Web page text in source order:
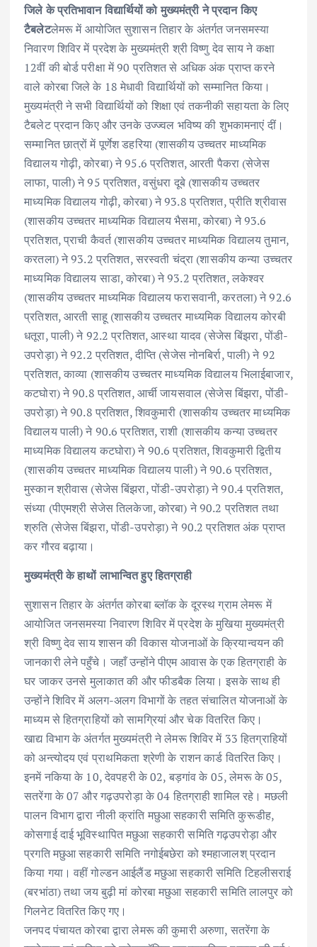
जिले के प्रतिभावान विद्यार्थियों को मुख्यमंत्री ने प्रदान किए
टैबलेटलेमरू में आयोजित सुशासन तिहार के अंतर्गत जनसमस्या
निवारण शिविर में प्रदेश के मुख्यमंत्री श्री विष्णु देव साय ने कक्षा
12वीं की बोर्ड परीक्षा में 90 प्रतिशत से अधिक अंक प्राप्त करने
वाले कोरबा जिले के 18 मेधावी विद्यार्थियों को सम्मानित किया।
मुख्यमंत्री ने सभी विद्यार्थियों को शिक्षा एवं तकनीकी सहायता के लिए
टैबलेट प्रदान किए और उनके उज्ज्वल भविष्य की शुभकामनाएं दीं।
सम्मानित छात्रों में पूर्णेश डहरिया (शासकीय उच्चतर माध्यमिक
विद्यालय गोढ़ी, कोरबा) ने 95.6 प्रतिशत, आरती पैकरा (सेजेस
लाफा, पाली) ने 95 प्रतिशत, वसुंधरा दूबे (शासकीय उच्चतर
माध्यमिक विद्यालय गोढ़ी, कोरबा) ने 93.8 प्रतिशत, प्रीति श्रीवास
(शासकीय उच्चतर माध्यमिक विद्यालय भैसमा, कोरबा) ने 93.6
प्रतिशत, प्राची कैवर्त (शासकीय उच्चतर माध्यमिक विद्यालय तुमान,
करतला) ने 93.2 प्रतिशत, सरस्वती चंद्रा (शासकीय कन्या उच्चतर
माध्यमिक विद्यालय साडा, कोरबा) ने 93.2 प्रतिशत, लकेश्वर
(शासकीय उच्चतर माध्यमिक विद्यालय फरासवानी, करतला) ने 92.6
प्रतिशत, आरती साहू (शासकीय उच्चतर माध्यमिक विद्यालय कोरबी
धतूरा, पाली) ने 92.2 प्रतिशत, आस्था यादव (सेजेस बिंझरा, पोंडी-
उपरोड़ा) ने 92.2 प्रतिशत, दीप्ति (सेजेस नोनबिर्रा, पाली) ने 92
प्रतिशत, काव्या (शासकीय उच्चतर माध्यमिक विद्यालय भिलाईबाजार,
कटघोरा) ने 90.8 प्रतिशत, आर्ची जायसवाल (सेजेस बिंझरा, पोंडी-
उपरोड़ा) ने 90.8 प्रतिशत, शिवकुमारी (शासकीय उच्चतर माध्यमिक
विद्यालय पाली) ने 90.6 प्रतिशत, राशी (शासकीय कन्या उच्चतर
माध्यमिक विद्यालय कटघोरा) ने 90.6 प्रतिशत, शिवकुमारी द्वितीय
(शासकीय उच्चतर माध्यमिक विद्यालय पाली) ने 90.6 प्रतिशत,
मुस्कान श्रीवास (सेजेस बिंझरा, पोंडी-उपरोड़ा) ने 90.4 प्रतिशत,
संध्या (पीएमश्री सेजेस तिलकेजा, कोरबा) ने 90.2 प्रतिशत तथा
श्रुति (सेजेस बिंझरा, पोंडी-उपरोड़ा) ने 90.2 प्रतिशत अंक प्राप्त
कर गौरव बढ़ाया।
मुख्यमंत्री के हाथों लाभान्वित हुए हितग्राही
सुशासन तिहार के अंतर्गत कोरबा ब्लॉक के दूरस्थ ग्राम लेमरू में
आयोजित जनसमस्या निवारण शिविर में प्रदेश के मुखिया मुख्यमंत्री
श्री विष्णु देव साय शासन की विकास योजनाओं के क्रियान्वयन की
जानकारी लेने पहुँचे। जहाँ उन्होंने पीएम आवास के एक हितग्राही के
घर जाकर उनसे मुलाकात की और फीडबैक लिया। इसके साथ ही
उन्होंने शिविर में अलग-अलग विभागों के तहत संचालित योजनाओं के
माध्यम से हितग्राहियों को सामग्रियां और चेक वितरित किए।
खाद्य विभाग के अंतर्गत मुख्यमंत्री ने लेमरू शिविर में 33 हितग्राहियों
को अन्त्योदय एवं प्राथमिकता श्रेणी के राशन कार्ड वितरित किए।
इनमें नकिया के 10, देवपहरी के 02, बड़गांव के 05, लेमरू के 05,
सतरेंगा के 07 और गढ़उपरोड़ा के 04 हितग्राही शामिल रहे। मछली
पालन विभाग द्वारा नीली क्रांति मछुआ सहकारी समिति कुरूडीह,
कोसगाई दाई भूविस्थापित मछुआ सहकारी समिति गढ़उपरोड़ा और
प्रगति मछुआ सहकारी समिति नगोईबछेरा को श्महाजालश् प्रदान
किया गया। वहीं गोल्डन आईलैंड मछुआ सहकारी समिति टिहलीसराई
(बरभांठा) तथा जय बुढ़ी मां कोरबा मछुआ सहकारी समिति लालपुर को
गिलनेट वितरित किए गए।
जनपद पंचायत कोरबा द्वारा लेमरू की कुमारी अरुणा, सतरेंगा के